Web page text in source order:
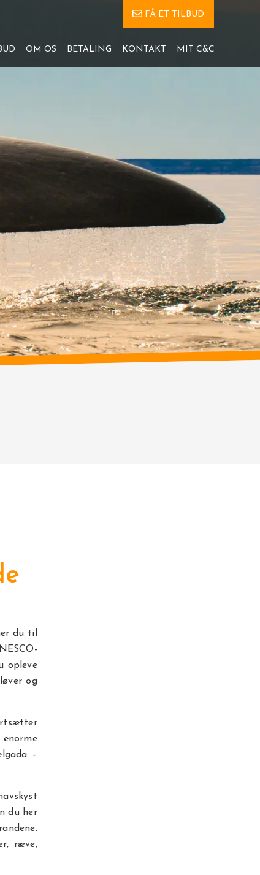
FÅ ET TILBUD
OM OS BETALING KONTAKT MIT C&C
du til
opleve
og
–
du her
ræve,